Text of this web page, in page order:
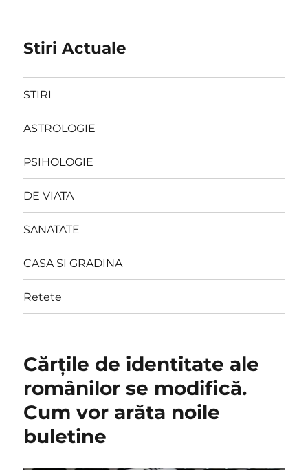
Stiri Actuale
STIRI
ASTROLOGIE
PSIHOLOGIE
DE VIATA
SANATATE
CASA SI GRADINA
Retete
Cărţile de identitate ale
românilor se modifică.
Cum vor arăta noile
buletine